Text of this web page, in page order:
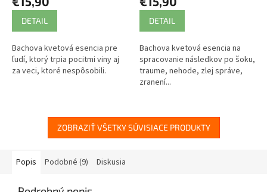
DETAIL
Bachova kvetová esencia pre
ľudí, ktorý trpia pocitmi viny aj
za veci, ktoré nespôsobili.
DETAIL
Bachova kvetová esencia na
spracovanie následkov po šoku,
traume, nehode, zlej správe,
zranení...
ZOBRAZIŤ VŠETKY SÚVISIACE PRODUKTY
Popis Podobné (9) Diskusia